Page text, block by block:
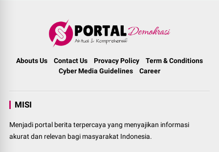
Abouts Us Contact Us Provacy Policy
Term & Conditions
Cyber Media Guidelines
Career
MISI
Menjadi portal berita terpercaya yang menyajikan informasi
akurat dan relevan bagi masyarakat Indonesia.